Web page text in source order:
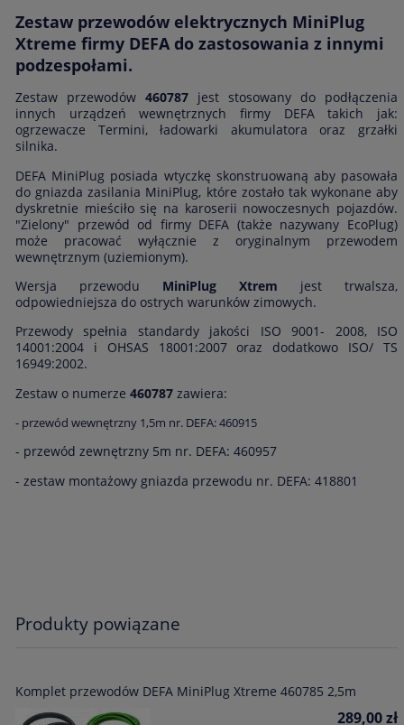
Zestaw przewodów elektrycznych MiniPlug
Xtreme firmy DEFA do zastosowania z innymi
podzespołami.
Zestaw przewodów 460787 jest stosowany do podłączenia
innych urządzeń wewnętrznych firmy DEFA takich jak:
ogrzewacze Termini, ładowarki akumulatora oraz grzałki
silnika.
DEFA MiniPlug posiada wtyczkę skonstruowaną aby pasowała
do gniazda zasilania MiniPlug, które zostało tak wykonane aby
dyskretnie mieściło się na karoserii nowoczesnych pojazdów.
"Zielony" przewód od firmy DEFA (także nazywany EcoPlug)
może pracować wyłącznie z oryginalnym przewodem
wewnętrznym (uziemionym).
Wersja przewodu MiniPlug Xtrem jest trwalsza,
odpowiedniejsza do ostrych warunków zimowych.
Przewody spełnia standardy jakości ISO 9001- 2008, ISO
14001:2004 i OHSAS 18001:2007 oraz dodatkowo ISO/ TS
16949:2002.
Zestaw o numerze 460787 zawiera:
- przewód wewnętrzny 1,5m nr. DEFA: 460915
- przewód zewnętrzny 5m nr. DEFA: 460957
- zestaw montażowy gniazda przewodu nr. DEFA: 418801
Produkty powiązane
Komplet przewodów DEFA MiniPlug Xtreme 460785 2,5m
289,00 zł